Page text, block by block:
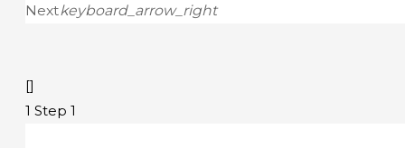
Nextkeyboard_arrow_right
[]
1 Step 1